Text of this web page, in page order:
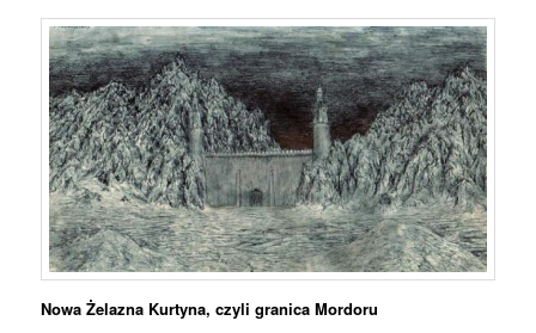
Nowa Żelazna Kurtyna, czyli granica Mordoru